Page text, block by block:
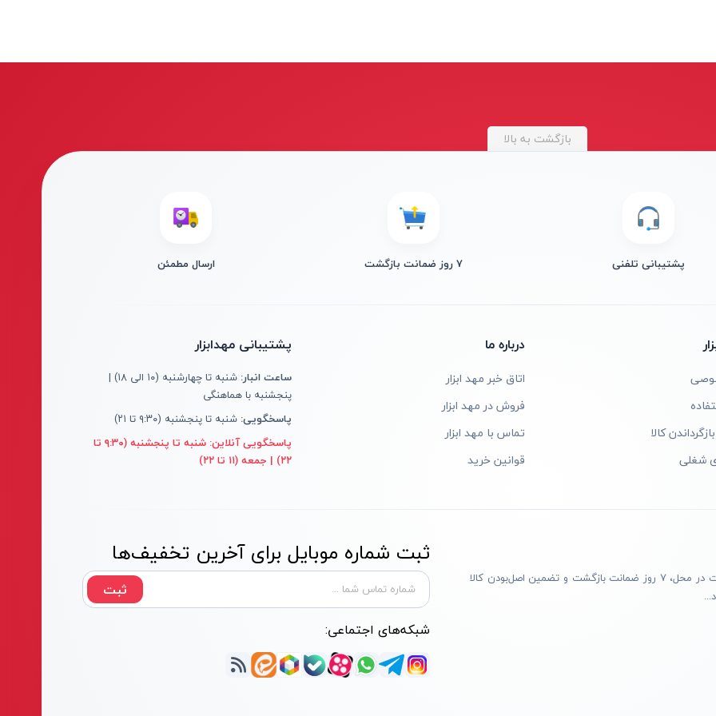
بازگشت به بالا
پشتیبانی تلفنی ۷ روز ضمانت بازگشت ارسال مطمئن
کالا
شغلی
درباره ما
اتاق خبر مهد ابزار
فروش در مهد ابزار
تماس با مهد ابزار
قوانین خرید
پشتیبانی مهدابزار
ساعت انبار:
شنبه تا چهارشنبه (۱۰ الی ۱۸) |
پنجشنبه با هماهنگی
پاسخگویی: شنبه تا پنجشنبه (۹:۳۰ تا ۲۱)
پاسخگویی آنلاین:
شنبه تا پنجشنبه (۹:۳۰ تا
۲۲) | جمعه (۱۱ تا ۲۲)
مهد ابزار با بیش از یک دهه تجربه، با پایبندی به سه اصل پرداخت در محل، ۷ روز ضمانت بازگشت و تضمین اصل‌بودن کالا
ثبت شماره موبایل برای آخرین تخفیف‌ها
ثبت
شبکه‌های اجتماعی: